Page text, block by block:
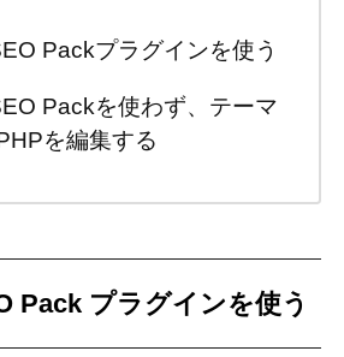
Packプラグインを使う
Packを使わず、テーマ
を編集する
Pack プラグインを使う